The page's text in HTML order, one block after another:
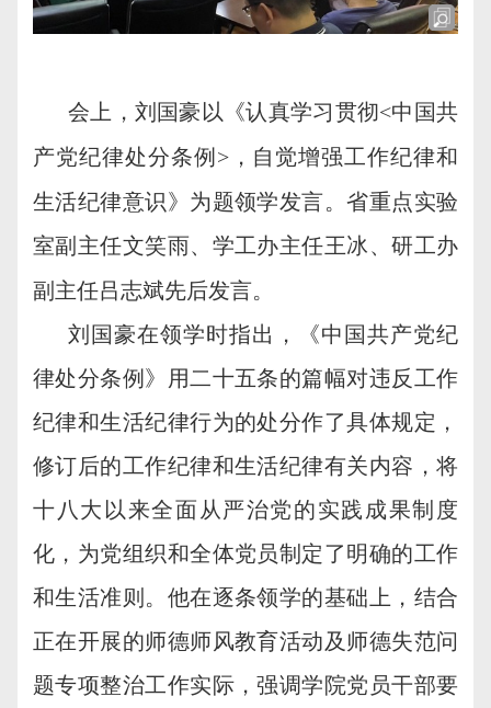
会上，刘国豪以《认真学习贯彻<中国共
产党纪律处分条例 >，自 觉增强工作纪律和
生活纪律意识》为题领学发言。省重点实验
室副主任文笑雨、学工办主任王冰、研工办
副主任吕志斌先后发言。
刘国豪在领学时指出，《中国共产党纪
律处分条例》用二十五条的篇幅对违反工作
纪律和生活纪律行为的处分作了具体规定，
修订后的工作纪律和生活纪律有关内容，将
十八大以来全面从严治党的实践成果制度
化，为党组织和全体党员制定了明确的工作
和生活准则。他在逐条领学的基础上，结合
正在开展的师德师风教育活动及师德失范问
题专项整治工作实际，强调学院党员干部要